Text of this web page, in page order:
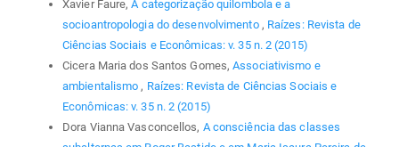
Xavier Faure,A categorização quilombola e a
socioantropologia do desenvolvimento , Raízes: Revista de
Ciências Sociais e Econômicas: v. 35 n. 2 (2015)
Cicera Maria dos Santos Gomes,Associativismo e
ambientalismo , Raízes: Revista de Ciências Sociais e
Econômicas: v. 35 n. 2 (2015)
Dora Vianna Vasconcellos, A consciência das classes